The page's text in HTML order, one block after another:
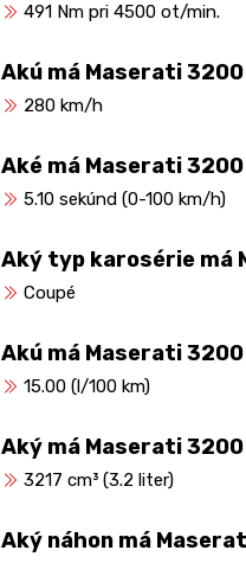
491 Nm pri 4500 ot/min.
Akú má Maserati
280 km/h
Aké má Maserati
5.10 sekúnd (0-100 km/h)
Aký typ karosérie má
Coupé
Akú má Maserati
15.00 (l/100 km)
Aký má Maserati
3217 cm³ (3.2 liter)
Aký náhon má